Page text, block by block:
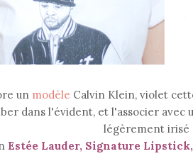
un modèle Calvin Klein, violet
dans l'évident, et l'associer
légèrement irisé
Estée Lauder, Signature